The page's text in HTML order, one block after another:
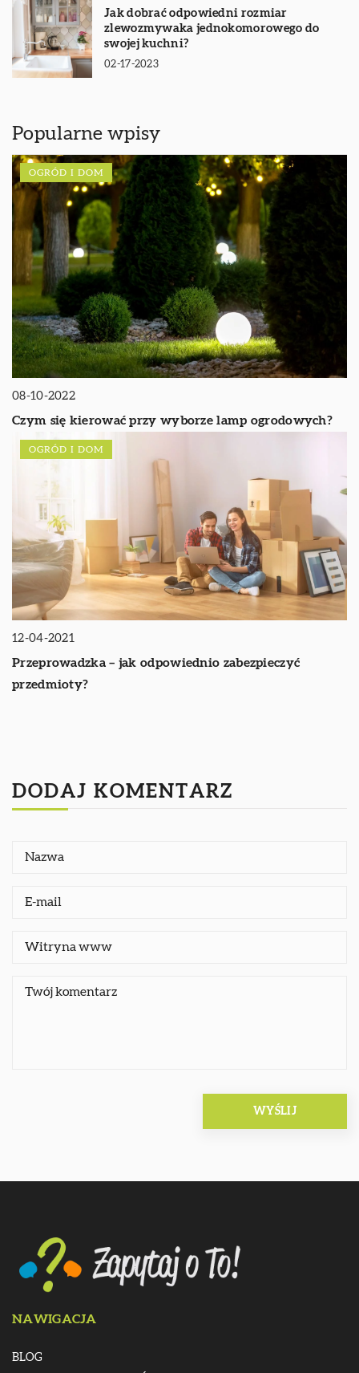
Jak dobrać odpowiedni rozmiar
zlewozmywaka jednokomorowego do
swojej kuchni?
02-17-2023
Popularne wpisy
OGRÓD I DOM
08-10-2022
Czym się kierować przy wyborze lamp ogrodowych?
OGRÓD I DOM
12-04-2021
Przeprowadzka – jak odpowiednio zabezpieczyć
przedmioty?
DODAJ KOMENTARZ
NAWIGACJA
BLOG